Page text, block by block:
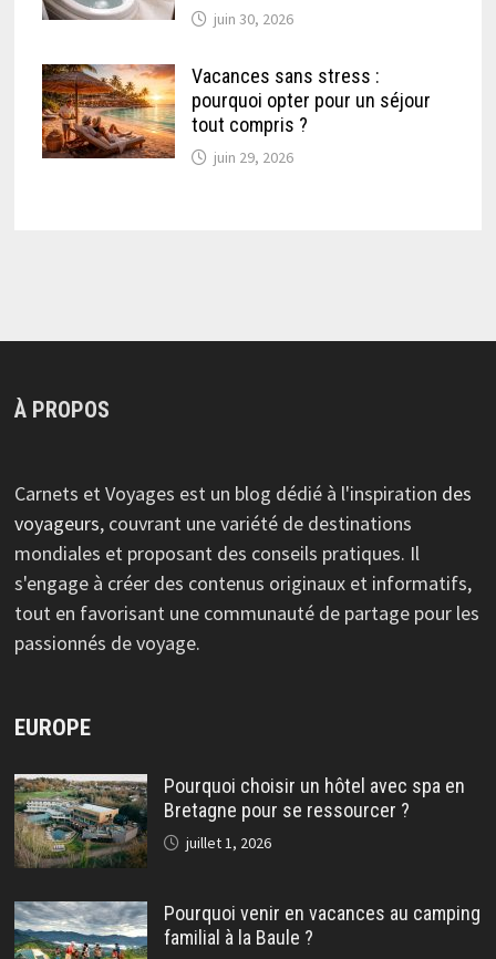
juin 30, 2026
Vacances sans stress :
pourquoi opter pour un séjour
tout compris ?
juin 29, 2026
À PROPOS
Carnets et Voyages est un blog dédié à l'inspiration des
voyageurs, couvrant une variété de destinations
mondiales et proposant des conseils pratiques. Il
s'engage à créer des contenus originaux et informatifs,
tout en favorisant une communauté de partage pour les
passionnés de voyage.
EUROPE
Pourquoi choisir un hôtel avec spa en
Bretagne pour se ressourcer ?
juillet 1, 2026
Pourquoi venir en vacances au camping
familial à la Baule ?